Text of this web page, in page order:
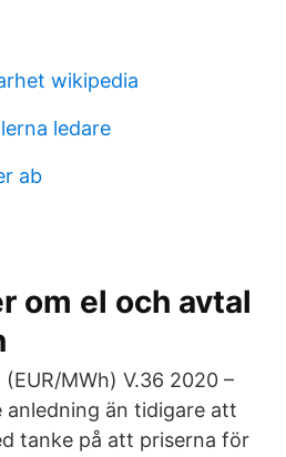
wikipedia
ledare
ab
om el och avtal
MWh) V.36 2020 –
anledning än tidigare att
tanke på att priserna för